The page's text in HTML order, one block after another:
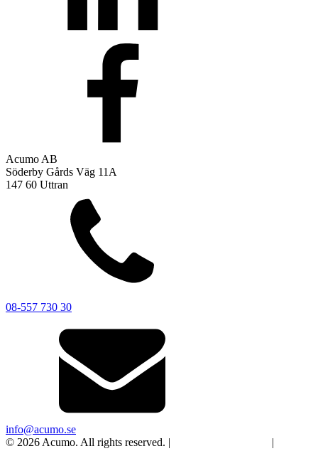
Acumo AB
Söderby Gårds Väg 11A
147 60 Uttran
08-557 730 30
info@acumo.se
© 2026 Acumo. All rights reserved. |
|